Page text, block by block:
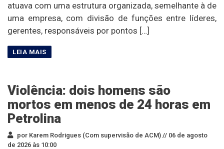
atuava com uma estrutura organizada, semelhante à de
uma empresa, com divisão de funções entre líderes,
gerentes, responsáveis por pontos […]
Violência: dois homens são
mortos em menos de 24 horas em
Petrolina
por Karem Rodrigues (Com supervisão de ACM) // 06 de agosto
de 2026 às 10:00